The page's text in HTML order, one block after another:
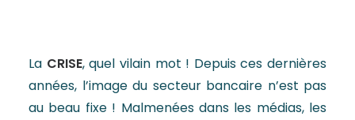
La CRISE, quel vilain mot ! Depuis ces dernières
années, l’image du secteur bancaire n’est pas
au beau fixe ! Malmenées dans les médias, les